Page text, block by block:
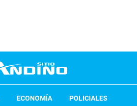
ECONOMÍA
POLICIALES